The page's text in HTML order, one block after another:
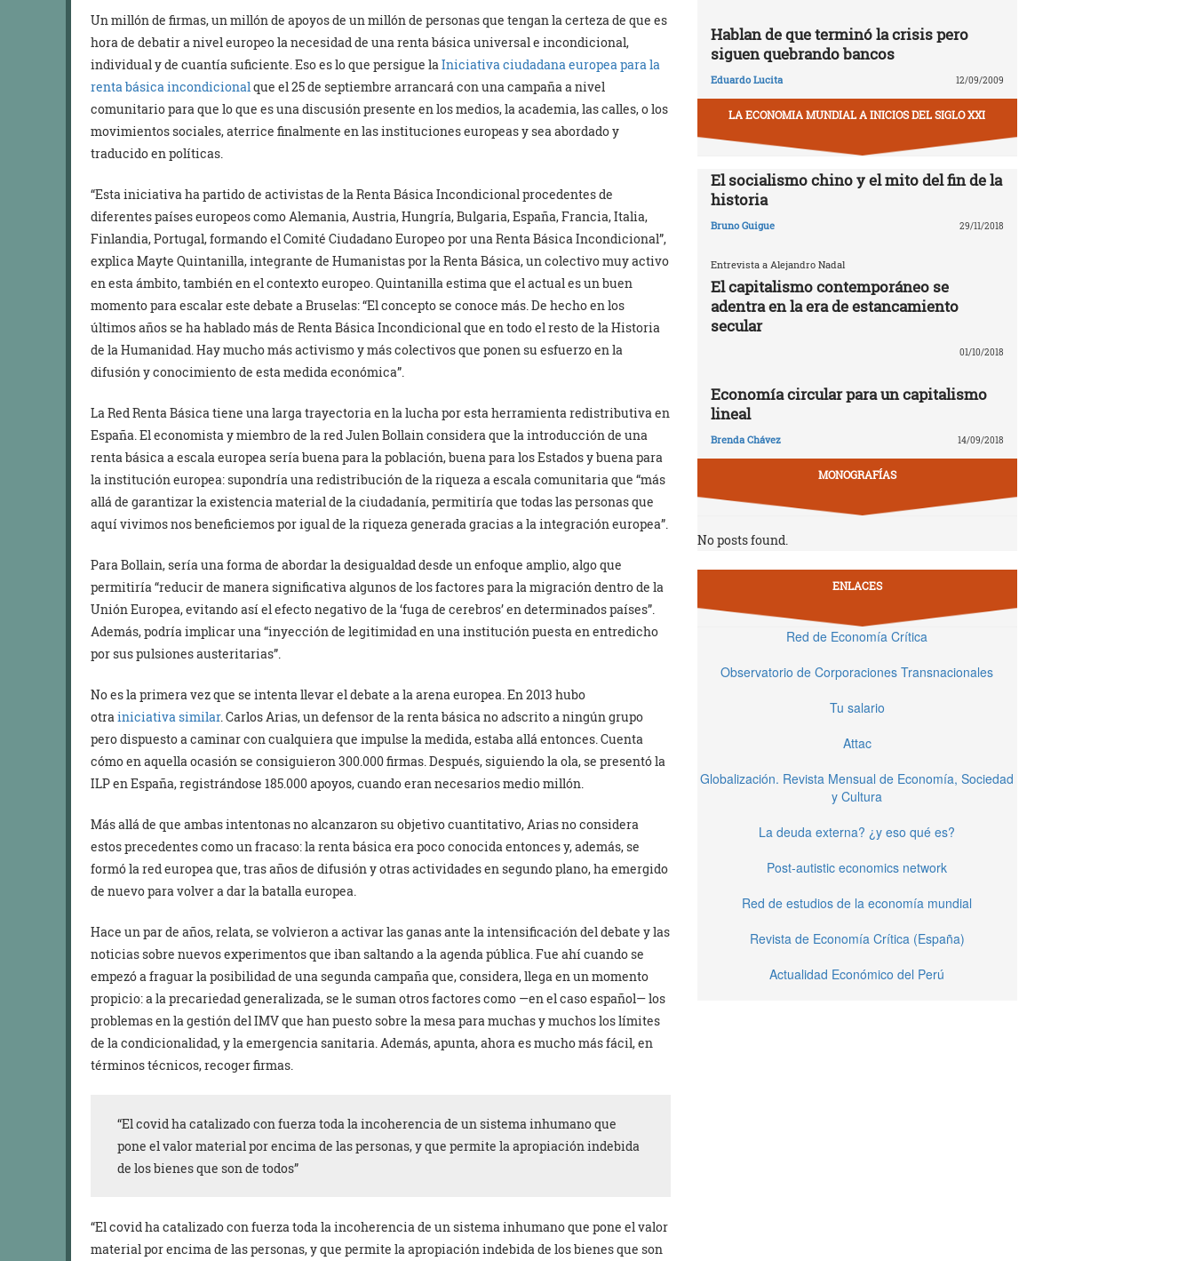
Un millón de firmas, un millón de apoyos de un millón de personas que tengan la certeza de que es
hora de debatir a nivel europeo la necesidad de una renta básica universal e incondicional,
individual y de cuantía suficiente. Eso es lo que persigue laIniciativa ciudadana europea para la
renta básica incondicionalque el 25 de septiembre arrancará con una campaña a nivel
comunitario para que lo que es una discusión presente en los medios, la academia, las calles, o los
movimientos sociales, aterrice finalmente en las instituciones europeas y sea abordado y
traducido en políticas.
“Esta iniciativa ha partido de activistas de la Renta Básica Incondicional procedentes de
diferentes países europeos como Alemania, Austria, Hungría, Bulgaria, España, Francia, Italia,
Finlandia, Portugal, formando el Comité Ciudadano Europeo por una Renta Básica Incondicional”,
explica Mayte Quintanilla, integrante de Humanistas por la Renta Básica, un colectivo muy activo
en esta ámbito, también en el contexto europeo. Quintanilla estima que el actual es un buen
momento para escalar este debate a Bruselas: “El concepto se conoce más. De hecho en los
últimos años se ha hablado más de Renta Básica Incondicional que en todo el resto de la Historia
de la Humanidad. Hay mucho más activismo y más colectivos que ponen su esfuerzo en la
difusión y conocimiento de esta medida económica”.
La Red Renta Básica tiene una larga trayectoria en la lucha por esta herramienta redistributiva en
España. El economista y miembro de la red Julen Bollain considera que la introducción de una
renta básica a escala europea sería buena para la población, buena para los Estados y buena para
la institución europea: supondría una redistribución de la riqueza a escala comunitaria que “más
allá de garantizar la existencia material de la ciudadanía, permitiría que todas las personas que
aquí vivimos nos beneficiemos por igual de la riqueza generada gracias a la integración europea”.
Para Bollain, sería una forma de abordar la desigualdad desde un enfoque amplio, algo que
permitiría “reducir de manera significativa algunos de los factores para la migración dentro de la
Unión Europea, evitando así el efecto negativo de la ‘fuga de cerebros’ en determinados países”.
Además, podría implicar una “inyección de legitimidad en una institución puesta en entredicho
por sus pulsiones austeritarias”.
No es la primera vez que se intenta llevar el debate a la arena europea. En 2013 hubo
otrainiciativa similar. Carlos Arias, un defensor de la renta básica no adscrito a ningún grupo
pero dispuesto a caminar con cualquiera que impulse la medida, estaba allá entonces. Cuenta
cómo en aquella ocasión se consiguieron 300.000 firmas. Después, siguiendo la ola, se presentó la
ILP en España, registrándose 185.000 apoyos, cuando eran necesarios medio millón.
Más allá de que ambas intentonas no alcanzaron su objetivo cuantitativo, Arias no considera
estos precedentes como un fracaso: la renta básica era poco conocida entonces y, además, se
formó la red europea que, tras años de difusión y otras actividades en segundo plano, ha emergido
de nuevo para volver a dar la batalla europea.
Hace un par de años, relata, se volvieron a activar las ganas ante la intensificación del debate y las
noticias sobre nuevos experimentos que iban saltando a la agenda pública. Fue ahí cuando se
empezó a fraguar la posibilidad de una segunda campaña que, considera, llega en un momento
propicio: a la precariedad generalizada, se le suman otros factores como —en el caso español— los
problemas en la gestión del IMV que han puesto sobre la mesa para muchas y muchos los límites
de la condicionalidad, y la emergencia sanitaria. Además, apunta, ahora es mucho más fácil, en
términos técnicos, recoger firmas.
“El covid ha catalizado con fuerza toda la incoherencia de un sistema inhumano que
pone el valor material por encima de las personas, y que permite la apropiación indebida
de los bienes que son de todos”
“El covid ha catalizado con fuerza toda la incoherencia de un sistema inhumano que pone el valor
material por encima de las personas, y que permite la apropiación indebida de los bienes que son
Hablan de que terminó la crisis pero
siguen quebrando bancos
Eduardo Lucita 12/09/2009
LA ECONOMIA MUNDIAL A INICIOS DEL SIGLO XXI
El socialismo chino y el mito del fin de la
historia
Bruno Guigue 29/11/2018
Entrevista a Alejandro Nadal
El capitalismo contemporáneo se
adentra en la era de estancamiento
secular
01/10/2018
Economía circular para un capitalismo
lineal
Brenda Chávez 14/09/2018
MONOGRAFÍAS
No posts found.
ENLACES
Red de Economía Crítica
Observatorio de Corporaciones Transnacionales
Tu salario
Attac
Globalización. Revista Mensual de Economía, Sociedad
y Cultura
La deuda externa? ¿y eso qué es?
Post-autistic economics network
Red de estudios de la economía mundial
Revista de Economía Crítica (España)
Actualidad Económico del Perú